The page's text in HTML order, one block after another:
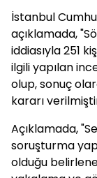
İstanbul
açıklamada,
iddiasıyla 251
ilgili yapılan
olup, sonuç
kararı
Açıklamada,
soruşturma
olduğu